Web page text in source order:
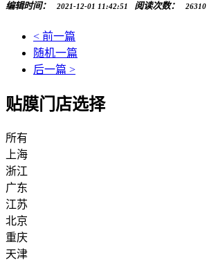
编辑时间： 2021-12-01 11:42:51 阅读次数： 26310
< 前一篇
随机一篇
后一篇 >
贴膜门店选择
所有
上海
浙江
广东
江苏
北京
重庆
天津